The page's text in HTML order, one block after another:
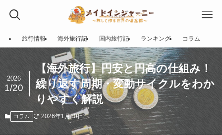
旅行情報 海外旅行記 国内旅行記 ランキング コラム
【海外旅行】円安と円高の仕組み！
繰り返す周期・変動サイクルをわか
りやすく解説
2026
1/20
コラム 2026年1月20日